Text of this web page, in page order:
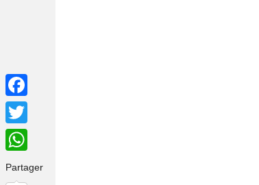
Facebook
Twitter
WhatsApp
Partager